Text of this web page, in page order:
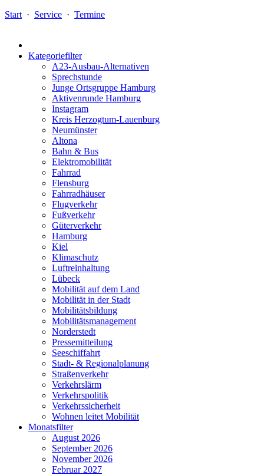
Start · Service · Termine
Kategoriefilter
A23-Ausbau-Alternativen
Sprechstunde
Junge Ortsgruppe Hamburg
Aktivenrunde Hamburg
Instagram
Kreis Herzogtum-Lauenburg
Neumünster
Altona
Bahn & Bus
Elektromobilität
Fahrrad
Flensburg
Fahrradhäuser
Flugverkehr
Fußverkehr
Güterverkehr
Hamburg
Kiel
Klimaschutz
Luftreinhaltung
Lübeck
Mobilität auf dem Land
Mobilität in der Stadt
Mobilitätsbildung
Mobilitätsmanagement
Norderstedt
Pressemitteilung
Seeschiffahrt
Stadt- & Regionalplanung
Straßenverkehr
Verkehrslärm
Verkehrspolitik
Verkehrssicherheit
Wohnen leitet Mobilität
Monatsfilter
August 2026
September 2026
November 2026
Februar 2027